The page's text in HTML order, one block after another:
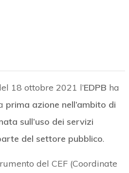
18 ottobre 2021 l’EDPB ha
prima azione nell’ambito di
sull’uso dei servizi
del settore pubblico.
del CEF (Coordinate